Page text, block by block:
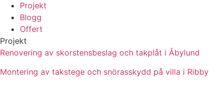
Projekt
Blogg
Offert
Projekt
Renovering av skorstensbeslag och takplåt i Åbylund
Montering av takstege och snörasskydd på villa i Ribby